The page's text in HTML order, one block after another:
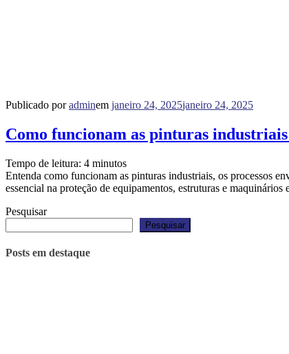
Publicado poradminem janeiro 24, 2025janeiro 24, 2025
Como funcionam as pinturas
Tempo de leitura: 4 minutos
Entenda como funcionam as pinturas industriais, os processos
essencial na proteção de equipamentos, estruturas e
Pesquisar
Pesquisar
Posts em destaque